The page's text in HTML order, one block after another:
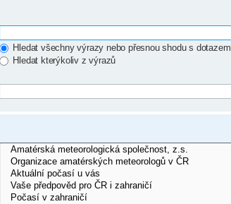
Hledat všechny výrazy nebo přesnou shodu s dotazem
Hledat kterýkoliv z výrazů